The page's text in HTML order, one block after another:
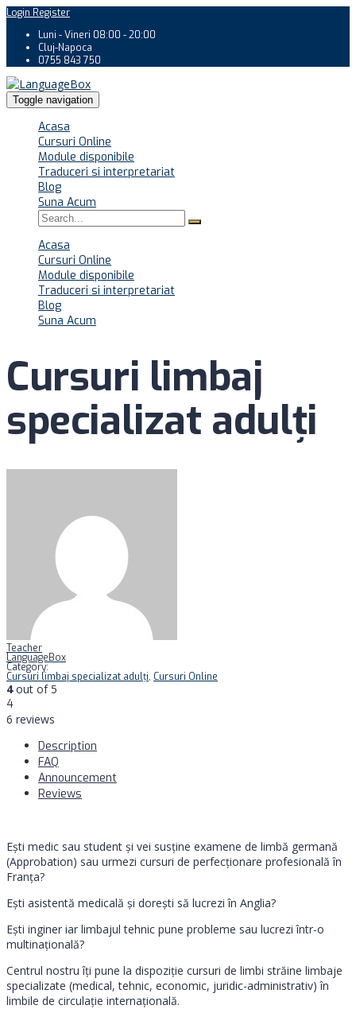
Login Register
Luni - Vineri 08:00 - 20:00
Cluj-Napoca
0755 843 750
Toggle navigation
Acasa
Cursuri Online
Module disponibile
Traduceri si interpretariat
Blog
Suna Acum
Acasa
Cursuri Online
Module disponibile
Traduceri si interpretariat
Blog
Suna Acum
Cursuri limbaj
specializat adulţi
Teacher
LanguageBox
Category:
Cursuri limbaj specializat adulţi, Cursuri Online
4out of 5
4
6 reviews
Description
FAQ
Announcement
Reviews
Eşti medic sau student și vei susține examene de limbă germană
(Approbation) sau urmezi cursuri de perfecționare profesională în
Franța?
Eşti asistentă medicală și doreşti să lucrezi în Anglia?
Eşti inginer iar limbajul tehnic pune probleme sau lucrezi într-o
multinațională?
Centrul nostru îţi pune la dispoziție cursuri de limbi străine limbaje
specializate (medical, tehnic, economic, juridic-administrativ) în
limbile de circulație internațională.